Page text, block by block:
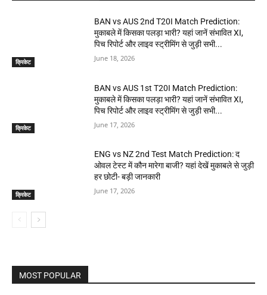
क्रिकेट
BAN vs AUS 2nd T20I Match Prediction:
मुकाबले में किसका पलड़ा भारी? यहां जानें संभावित XI,
पिच रिपोर्ट और लाइव स्ट्रीमिंग से जुड़ी सभी...
June 18, 2026
क्रिकेट
BAN vs AUS 1st T20I Match Prediction:
मुकाबले में किसका पलड़ा भारी? यहां जानें संभावित XI,
पिच रिपोर्ट और लाइव स्ट्रीमिंग से जुड़ी सभी...
June 17, 2026
क्रिकेट
ENG vs NZ 2nd Test Match Prediction: द
ओवल टेस्ट में कौन मारेगा बाजी? यहां देखें मुकाबले से जुड़ी
हर छोटी- बड़ी जानकारी
June 17, 2026
MOST POPULAR